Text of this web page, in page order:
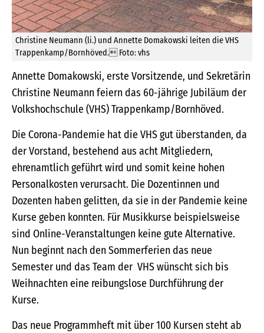
Christine Neumann (li.) und Annette Domakowski leiten die VHS
Trappenkamp/Bornhöved. Foto: vhs
Annette Domakowski, erste Vorsitzende, und Sekretärin
Christine Neumann feiern das 60-jährige Jubiläum der
Volkshochschule (VHS) Trappenkamp/Bornhöved.
Die Corona-Pandemie hat die VHS gut überstanden, da
der Vorstand, bestehend aus acht Mitgliedern,
ehrenamtlich geführt wird und somit keine hohen
Personalkosten verursacht. Die Dozentinnen und
Dozenten haben gelitten, da sie in der Pandemie keine
Kurse geben konnten. Für Musikkurse beispielsweise
sind Online-Veranstaltungen keine gute Alternative.
Nun beginnt nach den Sommerferien das neue
Semester und das Team der VHS wünscht sich bis
Weihnachten eine reibungslose Durchführung der
Kurse.
Das neue Programmheft mit über 100 Kursen steht ab